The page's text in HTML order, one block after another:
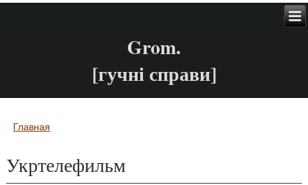
Grom.
[гучні справи]
Вы здесь
Главная
Укртелефильм